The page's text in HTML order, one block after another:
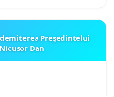
Preşedintelui
Dan